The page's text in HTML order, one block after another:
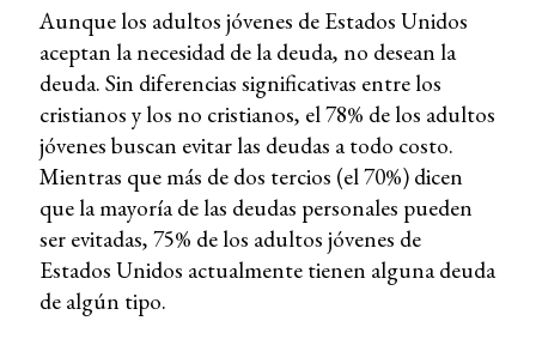
Aunque los adultos jóvenes de Estados Unidos
aceptan la necesidad de la deuda, no desean la
deuda. Sin diferencias significativas entre los
cristianos y los no cristianos, el 78% de los adultos
jóvenes buscan evitar las deudas a todo costo.
Mientras que más de dos tercios (el 70%) dicen
que la mayoría de las deudas personales pueden
ser evitadas, 75% de los adultos jóvenes de
Estados Unidos actualmente tienen alguna deuda
de algún tipo.